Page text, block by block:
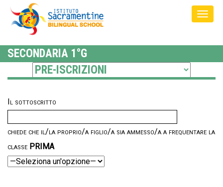
SECONDARIA 1°G
Il sottoscritto
chiede che il/la proprio/a figlio/a sia ammesso/a a frequentare la
classe PRIMA